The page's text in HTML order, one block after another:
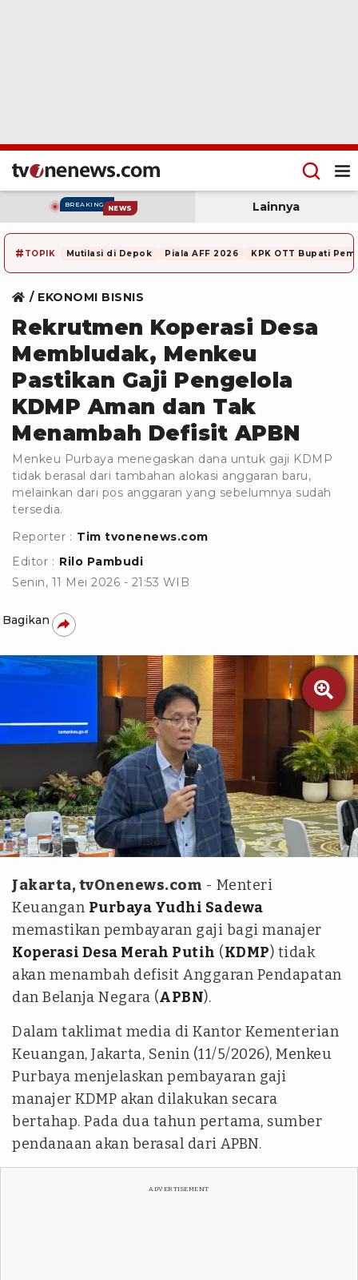
BREAKING NEWS Lainnya
# TOPIK Mutilasi di Depok Piala AFF 2026 KPK OTT Bupati
EKONOMI BISNIS
Rekrutmen Koperasi Desa
Membludak, Menkeu
Pastikan Gaji Pengelola
KDMP Aman dan Tak
Menambah Defisit APBN
Menkeu Purbaya menegaskan dana untuk gaji KDMP
tidak berasal dari tambahan alokasi anggaran baru,
melainkan dari pos anggaran yang sebelumnya sudah
tersedia.
Reporter : Tim tvonenews.com
Editor : Rilo Pambudi
Senin, 11 Mei 2026 - 21:53 WIB
Bagikan

Abdul Gani Siregar/tvOnenews.com
Jakarta, tvOnenews.com - Menteri
Keuangan Purbaya Yudhi Sadewa
memastikan pembayaran gaji bagi manajer
Koperasi Desa Merah Putih (KDMP) tidak
akan menambah defisit Anggaran Pendapatan
dan Belanja Negara (APBN).
Dalam taklimat media di Kantor Kementerian
Keuangan, Jakarta, Senin (11/5/2026), Menkeu
Purbaya menjelaskan pembayaran gaji
manajer KDMP akan dilakukan secara
bertahap. Pada dua tahun pertama, sumber
pendanaan akan berasal dari APBN.
ADVERTISEMENT